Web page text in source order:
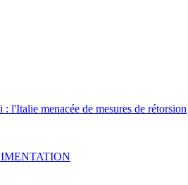
l'Italie menacée de mesures de rétorsion